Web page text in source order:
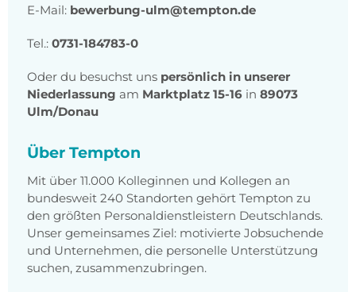
E-Mail: bewerbung-ulm@tempton.de
Tel.: 0731-184783-0
Oder du besuchst uns persönlich in unserer
Niederlassung am Marktplatz 15-16 in 89073
Ulm/Donau
Über Tempton
Mit über 11.000 Kolleginnen und Kollegen an
bundesweit 240 Standorten gehört Tempton zu
den größten Personaldienstleistern Deutschlands.
Unser gemeinsames Ziel: motivierte Jobsuchende
und Unternehmen, die personelle Unterstützung
suchen, zusammenzubringen.